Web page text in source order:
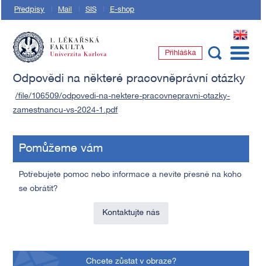
Předpisy Mail SIS E-shop
EN
Přihláška
Odpovědi na některé pracovněprávní otázky
/file/106509/odpovedi-na-nektere-pracovnepravni-otazky-
zamestnancu-vs-2024-1.pdf
Pomůžeme vám
Potřebujete pomoc nebo informace a nevíte přesně na koho
se obrátit?
Kontaktujte nás
Chcete zůstat v obraze?